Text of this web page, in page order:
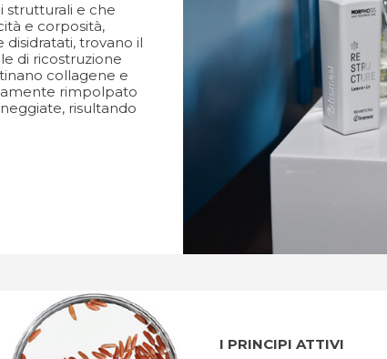
strutturali e che
e corposità,
disidratati, trovano il
di ricostruzione
collagene e
rimpolpato
risultando
I PRINCIPI ATTIVI